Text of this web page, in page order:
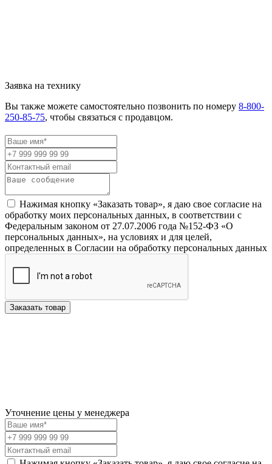
Заявка на технику
Вы также можете самостоятельно позвонить по номеру 8-800-
250-85-75, чтобы связаться с продавцом.
Нажимая кнопку «Заказать товар», я даю свое согласие на
обработку моих персональных данных, в соответствии с
Федеральным законом от 27.07.2006 года №152-ФЗ «О
персональных данных», на условиях и для целей,
определенных в Согласии на обработку персональных данных
Заказать товар
Уточнение цены у менеджера